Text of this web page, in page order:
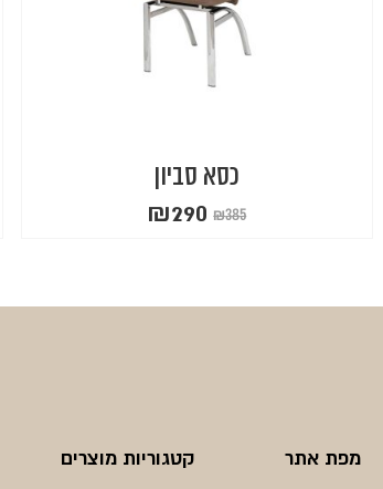
כסא סביון
₪385
המחיר
₪385.
₪290המחיר
₪290.
מפת אתר קטגוריות מוצרים